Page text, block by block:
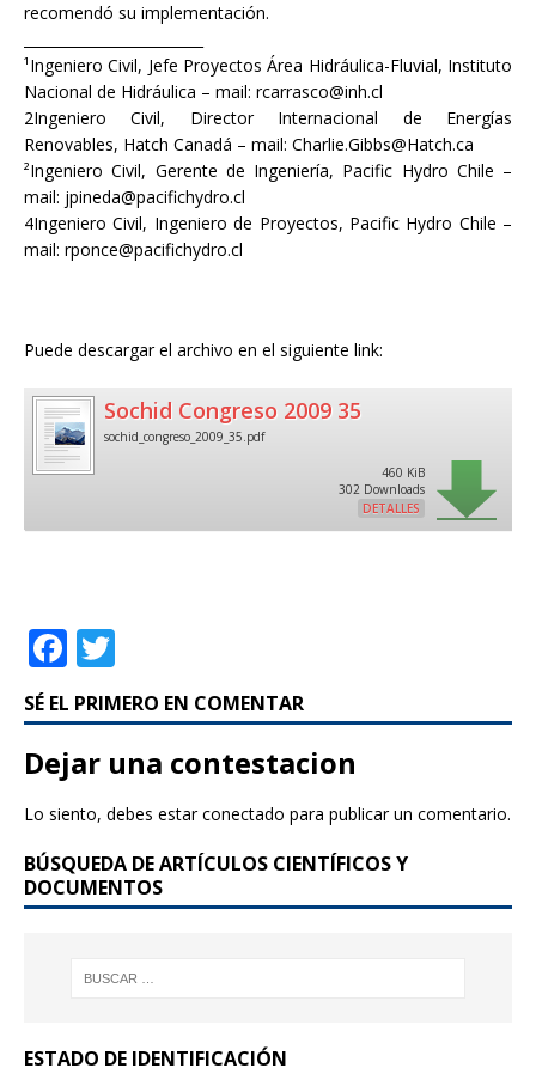
recomendó su implementación.
¹Ingeniero Civil, Jefe Proyectos Área Hidráulica-Fluvial, Instituto
Nacional de Hidráulica – mail: rcarrasco@inh.cl
2Ingeniero Civil, Director Internacional de Energías
Renovables, Hatch Canadá – mail: Charlie.Gibbs@Hatch.ca
²Ingeniero Civil, Gerente de Ingeniería, Pacific Hydro Chile –
mail: jpineda@pacifichydro.cl
4Ingeniero Civil, Ingeniero de Proyectos, Pacific Hydro Chile –
mail: rponce@pacifichydro.cl
Puede descargar el archivo en el siguiente link:
Sochid Congreso 2009 35
sochid_congreso_2009_35.pdf
460 KiB
302 Downloads
DETALLES
F
a
c
e
b
o
k
w
it
te
r
SÉ EL PRIMERO EN COMENTAR
Dejar una contestacion
Lo siento, debes estarconectado para publicar un comentario.
BÚSQUEDA DE ARTÍCULOS CIENTÍFICOS Y
DOCUMENTOS
ESTADO DE IDENTIFICACIÓN